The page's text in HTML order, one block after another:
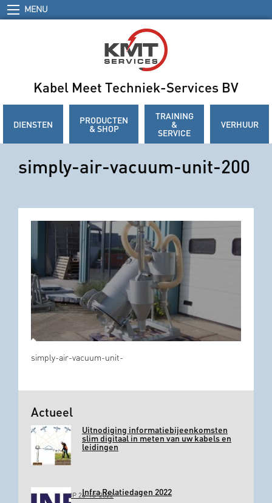
MENU
Kabel Meet Techniek-Services BV
DIENSTEN PRODUCTEN
& SHOP
TRAINING
&
SERVICE
VERHUUR
simply-air-vacuum-unit-200
simply-air-vacuum-unit-
Actueel
Uitnodiging informatiebijeenkomsten
slim digitaal in meten van uw kabels en
leidingen
GEPLAATST OP 26-10-2022Infra Relatiedagen 2022